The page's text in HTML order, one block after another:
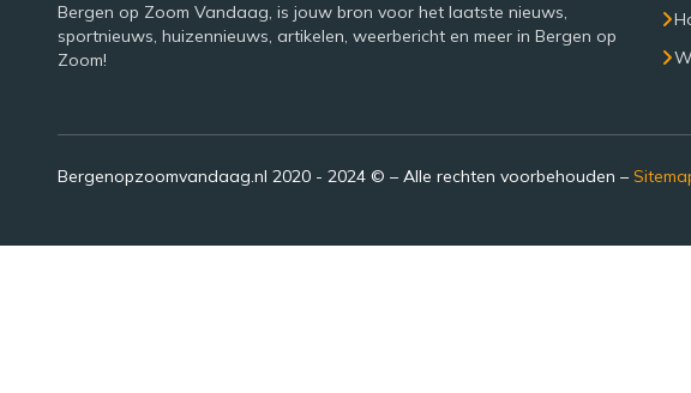
Bergen op Zoom Vandaag, is jouw bron voor het laatste nieuws,
sportnieuws, huizennieuws, artikelen, weerbericht en meer in Bergen op
Zoom!
Bergenopzoomvandaag.nl 2020 - 2024 © – Alle rechten voorbehouden –